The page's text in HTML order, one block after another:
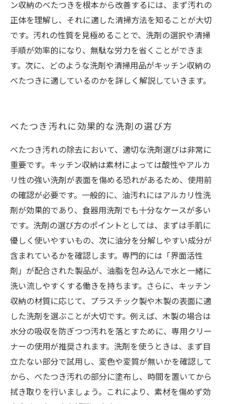
ン収納のべたつきを根本から改善するには、まず汚れの
正体を理解し、それに適した清掃方法を知ることが大切
です。汚れの性質を見極めることで、洗剤の選択や清掃
手順が効率的になり、無駄な労力を省くことができま
す。次に、どのような洗剤や清掃用品がキッチン収納の
べたつきに適しているのかを詳しく解説していきます。
べたつき汚れに効果的な洗剤の選び方
べたつき汚れの除去において、適切な洗剤選びは非常に
重要です。キッチン収納は素材によっては酸性やアルカ
リ性の強い洗剤が表面を傷める恐れがあるため、使用前
の確認が必要です。一般的に、油汚れにはアルカリ性洗
剤が効果的であり、食器用洗剤でも十分なケースが多い
です。洗剤の選び方のポイントとしては、まずは手肌に
優しく使いやすいもの、次に油分を分解しやすい成分が
含まれているかを確認します。専門的には「界面活性
剤」が配合された製品が、油脂を包み込んで水と一緒に
洗い流しやすくする働きを持ちます。さらに、キッチン
収納の材質に応じて、プラスチック製や木製の表面に適
した洗剤を選ぶことが大切です。例えば、木製の場合は
水分の吸収を防ぎつつ汚れを落とすために、専用クリー
ナーの使用が推奨されます。洗剤を使うときは、まず目
立たない部分で試用し、変色や変質が無いかを確認して
から、べたつき汚れの部分に塗布し、時間を置いてから
拭き取りを行いましょう。これにより、素材を傷めず効